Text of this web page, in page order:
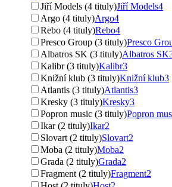
Jiří Models (4 tituly)Jiří Models4
Argo (4 tituly)Argo4
Rebo (4 tituly)Rebo4
Presco Group (3 tituly)Presco
Albatros SK (3 tituly)Albatros SK
Kalibr (3 tituly)Kalibr3
Knižní klub (3 tituly)Knižní klub3
Atlantis (3 tituly)Atlantis3
Kresky (3 tituly)Kresky3
Popron music (3 tituly)Popron
Ikar (2 tituly)Ikar2
Slovart (2 tituly)Slovart2
Moba (2 tituly)Moba2
Grada (2 tituly)Grada2
Fragment (2 tituly)Fragment2